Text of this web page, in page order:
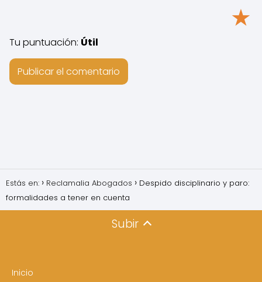
★
Tu puntuación: Útil
Estás en: Reclamalia Abogados
Despido disciplinario y paro:
formalidades a tener en cuenta
Subir
Inicio